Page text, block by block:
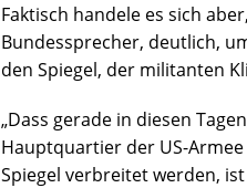
Faktisch handele es sich
Bundessprecher, deutlich,
den Spiegel, der militanten
„Dass gerade in diesen
Hauptquartier der US-
Spiegel verbreitet werden,